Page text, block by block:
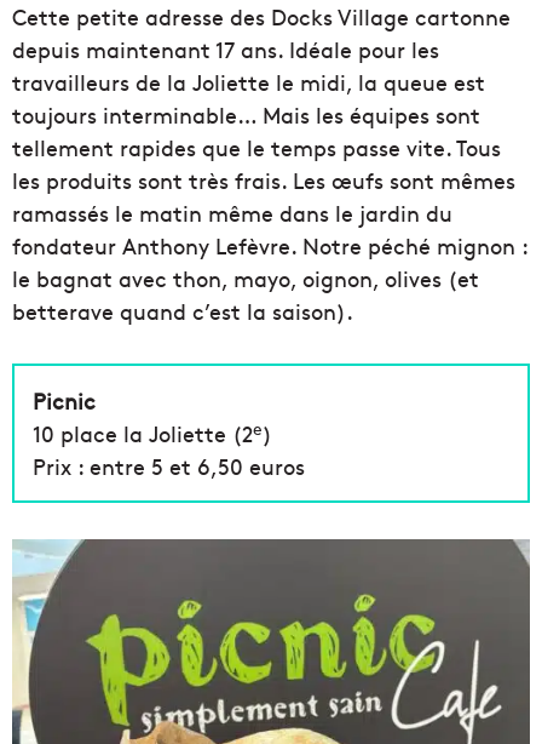
Cette petite adresse des Docks Village cartonne
depuis maintenant 17 ans. Idéale pour les
travailleurs de la Joliette le midi, la queue est
toujours interminable… Mais les équipes sont
tellement rapides que le temps passe vite. Tous
les produits sont très frais. Les œufs sont mêmes
ramassés le matin même dans le jardin du
fondateur Anthony Lefèvre. Notre péché mignon :
le bagnat avec thon, mayo, oignon, olives (et
betterave quand c’est la saison).
Picnic
10 place la Joliette (2e)
Prix : entre 5 et 6,50 euros